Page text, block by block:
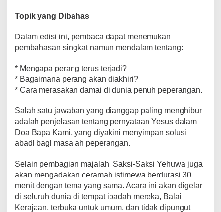
i
t
b
i
a
h
Topik yang Dibahas
Dalam edisi ini, pembaca dapat menemukan
pembahasan singkat namun mendalam tentang:
* Mengapa perang terus terjadi?
* Bagaimana perang akan diakhiri?
* Cara merasakan damai di dunia penuh peperangan.
Salah satu jawaban yang dianggap paling menghibur
adalah penjelasan tentang pernyataan Yesus dalam
Doa Bapa Kami, yang diyakini menyimpan solusi
abadi bagi masalah peperangan.
Selain pembagian majalah, Saksi-Saksi Yehuwa juga
akan mengadakan ceramah istimewa berdurasi 30
menit dengan tema yang sama. Acara ini akan digelar
di seluruh dunia di tempat ibadah mereka, Balai
Kerajaan, terbuka untuk umum, dan tidak dipungut